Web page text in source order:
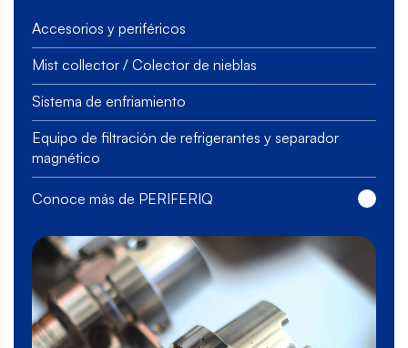
Accesorios y periféricos
Mist collector / Colector de nieblas
Sistema de enfriamiento
Equipo de filtración de refrigerantes y separador
magnético
Conoce más de PERIFERIQ